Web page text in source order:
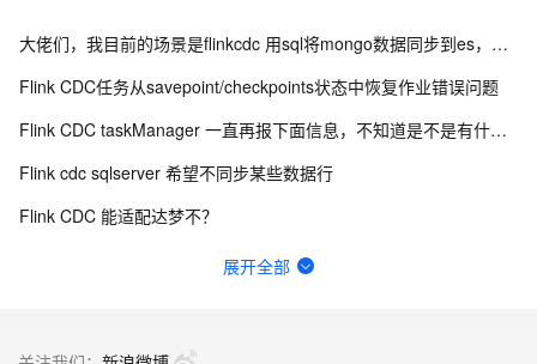
大佬们，我目前的场景是flinkcdc 用sql将mongo数据同步到es，有人做过这样的场景吗？
Flink CDC任务从savepoint/checkpoints状态中恢复作业错误问题
Flink CDC taskManager 一直再报下面信息，不知道是不是有什么问题？
Flink cdc sqlserver 希望不同步某些数据行
Flink CDC 能适配达梦不？
如何用实时数据同步打破企业数据孤岛？
有用flink cdc同步mysql到hive这样搞过的源码吗?
展开全部